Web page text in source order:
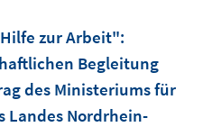
t
e
r
f
F
n
s
t
zur Arbeit":
Begleitung
des Ministeriums für
Landes Nordrhein-